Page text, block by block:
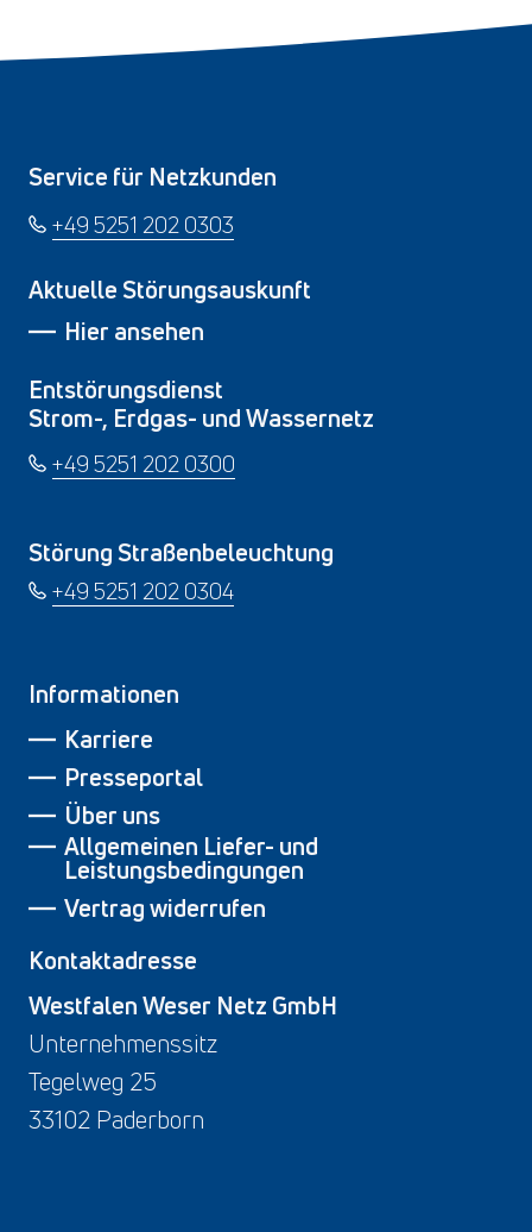
Service für Netzkunden
+49 5251 202 0303
Aktuelle Störungsauskunft
Hier ansehen
Entstörungsdienst
Strom-, Erdgas- und Wassernetz
+49 5251 202 0300
Störung Straßenbeleuchtung
+49 5251 202 0304
Informationen
Karriere
Presseportal
Über uns
Allgemeinen Liefer- und
Leistungsbedingungen
Vertrag widerrufen
Kontaktadresse
Westfalen Weser Netz GmbH
Unternehmenssitz
Tegelweg 25
33102 Paderborn